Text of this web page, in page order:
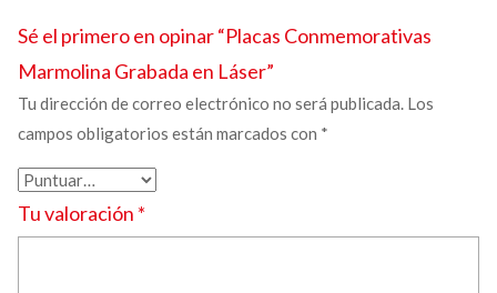
Sé el primero en opinar “Placas Conmemorativas
Marmolina Grabada en Láser”
Tu dirección de correo electrónico no será publicada. Los
campos obligatorios están marcados con *
Tu valoración *